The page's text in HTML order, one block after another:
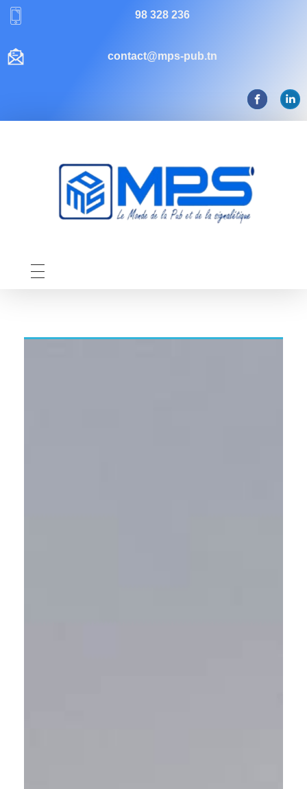
98 328 236
contact@mps-pub.tn